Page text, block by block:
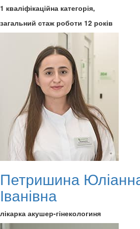
1 кваліфікаційна категорія,
загальний стаж роботи 12 років
Петришина
Іванівна
лікарка акушер-гінекологиня